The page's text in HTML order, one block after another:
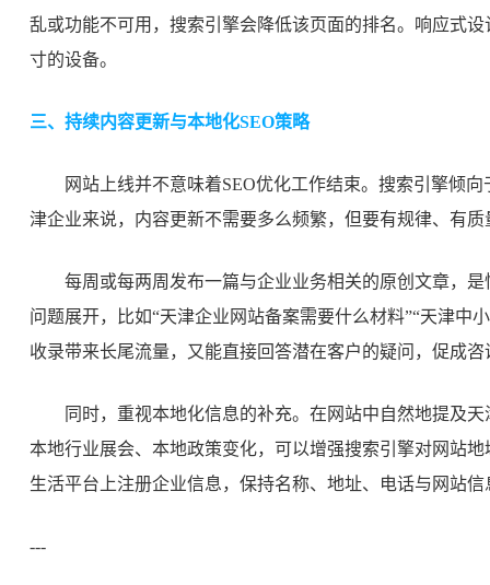
乱或功能不可用，搜索引擎会降低该页面的排名。响应式
寸的设备。
三、持续内容更新与本地化SEO策略
网站上线并不意味着SEO优化工作结束。搜索引擎倾
津企业来说，内容更新不需要多么频繁，但要有规律、有质
每周或每两周发布一篇与企业业务相关的原创文章，
问题展开，比如“天津企业网站备案需要什么材料”“天津中
收录带来长尾流量，又能直接回答潜在客户的疑问，促成咨
同时，重视本地化信息的补充。在网站中自然地提及
本地行业展会、本地政策变化，可以增强搜索引擎对网站
生活平台上注册企业信息，保持名称、地址、电话与网站
---